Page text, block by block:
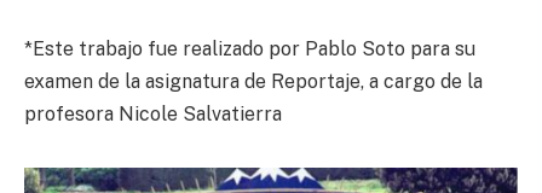
*Este trabajo fue realizado por Pablo Soto para su
examen de la asignatura de Reportaje, a cargo de la
profesora Nicole Salvatierra